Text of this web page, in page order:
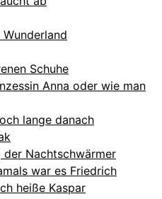
Schuhe
Anna oder wie man
lange danach
der Nachtschwärmer
war es Friedrich
heiße Kaspar